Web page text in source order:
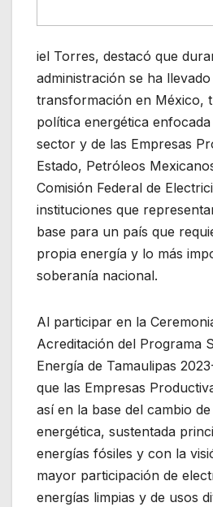
iel Torres, destacó que
administración se ha
transformación en México,
política energética
sector y de las Empresas
Estado, Petróleos
Comisión Federal de
instituciones que
base para un país que
propia energía y lo más
soberanía nacional.
Al participar en la
Acreditación del Programa
Energía de Tamaulipas
que las Empresas
así en la base del cambio
energética, sustentada
energías fósiles y con la
mayor participación de
energías limpias y de usos